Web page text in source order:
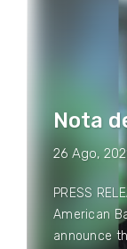
Nota
26 Ago,
PRESS
American
announce